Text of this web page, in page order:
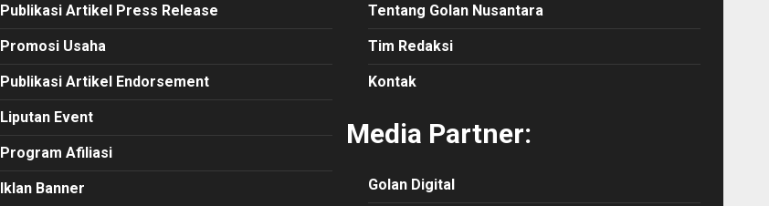
Publikasi Artikel Press Release
Promosi Usaha
Publikasi Artikel Endorsement
Liputan Event
Program Afiliasi
Iklan Banner
Tentang Golan Nusantara
Tim Redaksi
Kontak
Media Partner:
Golan Digital